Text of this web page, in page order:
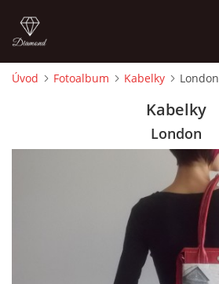
MOJE POSLEDNÍ PRÁCE
Úvod Fotoalbum Kabelky London
Kabelky
London